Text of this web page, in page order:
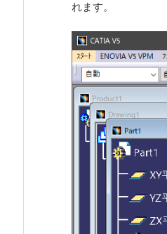
れます。